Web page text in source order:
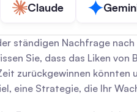
Claude
ständigen Nachfrage
Sie, dass das Liken
zurückgewinnen
eine Strategie, die Ihr